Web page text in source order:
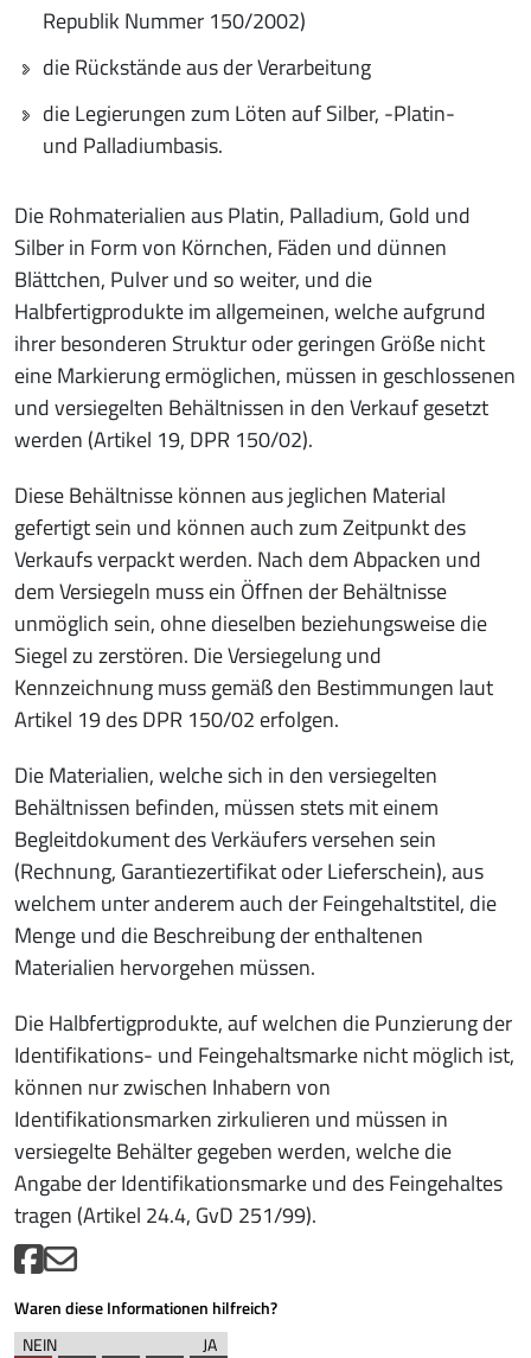
Republik Nummer 150/2002)
die Rückstände aus der Verarbeitung
die Legierungen zum Löten auf Silber, -Platin-
und Palladiumbasis.
Die Rohmaterialien aus Platin, Palladium, Gold und
Silber in Form von Körnchen, Fäden und dünnen
Blättchen, Pulver und so weiter, und die
Halbfertigprodukte im allgemeinen, welche aufgrund
ihrer besonderen Struktur oder geringen Größe nicht
eine Markierung ermöglichen, müssen in geschlossenen
und versiegelten Behältnissen in den Verkauf gesetzt
werden (Artikel 19, DPR 150/02).
Diese Behältnisse können aus jeglichen Material
gefertigt sein und können auch zum Zeitpunkt des
Verkaufs verpackt werden. Nach dem Abpacken und
dem Versiegeln muss ein Öffnen der Behältnisse
unmöglich sein, ohne dieselben beziehungsweise die
Siegel zu zerstören. Die Versiegelung und
Kennzeichnung muss gemäß den Bestimmungen laut
Artikel 19 des DPR 150/02 erfolgen.
Die Materialien, welche sich in den versiegelten
Behältnissen befinden, müssen stets mit einem
Begleitdokument des Verkäufers versehen sein
(Rechnung, Garantiezertifikat oder Lieferschein), aus
welchem unter anderem auch der Feingehaltstitel, die
Menge und die Beschreibung der enthaltenen
Materialien hervorgehen müssen.
Die Halbfertigprodukte, auf welchen die Punzierung der
Identifikations- und Feingehaltsmarke nicht möglich ist,
können nur zwischen Inhabern von
Identifikationsmarken zirkulieren und müssen in
versiegelte Behälter gegeben werden, welche die
Angabe der Identifikationsmarke und des Feingehaltes
tragen (Artikel 24.4, GvD 251/99).
Waren diese Informationen hilfreich?